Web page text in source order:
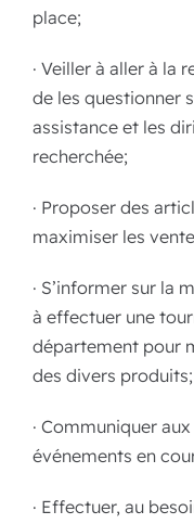
place;
· Veiller à aller à la
de les questionner
assistance et les
recherchée;
· Proposer des
maximiser les
· S’informer sur la
à effectuer une
département pour
des divers produits;
· Communiquer
événements en
· Effectuer, au